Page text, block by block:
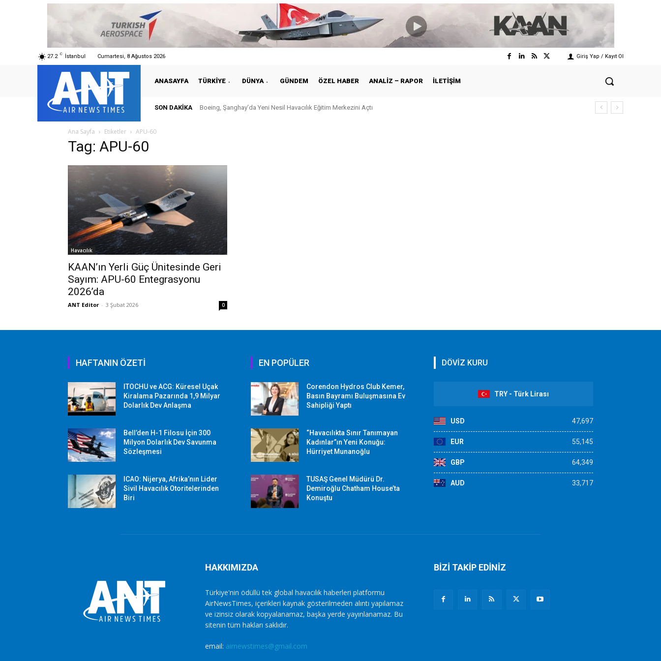
27.2 C İstanbul Cumartesi, 8 Ağustos 2026 Giriş Yap / Kayıt Ol
ANASAYFA TÜRKIYE DÜNYA GÜNDEM ÖZEL HABER ANALIZ – RAPOR İLETIŞIM
SON DAKIKA Boeing, Şanghay’da Yeni Nesil Havacılık Eğitim Merkezini Açtı
Ana Sayfa Etiketler APU-60
Tag: APU-60
Havacılık
KAAN’ın Yerli Güç Ünitesinde Geri
Sayım: APU-60 Entegrasyonu
2026’da
ANT Editor - 3 Şubat 2026 0
HAFTANIN ÖZETİ
ITOCHU ve ACG: Küresel Uçak
Kiralama Pazarında 1,9 Milyar
Dolarlık Dev Anlaşma
Bell’den H-1 Filosu İçin 300
Milyon Dolarlık Dev Savunma
Sözleşmesi
ICAO: Nijerya, Afrika’nın Lider
Sivil Havacılık Otoritelerinden
Biri
EN POPÜLER
Corendon Hydros Club Kemer,
Basın Bayramı Buluşmasına Ev
Sahipliği Yaptı
“Havacılıkta Sınır Tanımayan
Kadınlar”ın Yeni Konuğu:
Hürriyet Munanoğlu
TUSAŞ Genel Müdürü Dr.
Demiroğlu Chatham House’ta
Konuştu
DÖVİZ KURU
TRY - Türk Lirası
USD 47,697
EUR 55,145
GBP 64,349
AUD 33,717
HAKKIMIZDA
Türkiye'nin ödüllü tek global havacılık haberleri platformu
AirNewsTimes, içerikleri kaynak gösterilmeden alıntı yapılamaz
ve izinsiz olarak kopyalanamaz, başka yerde yayınlanamaz. Bu
sitenin tüm hakları saklıdır.
email: airnewstimes@gmail.com
BİZİ TAKİP EDİNİZ